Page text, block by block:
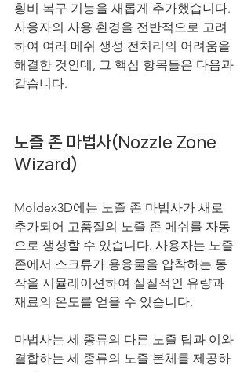
횡비 복구 기능을 새롭게 추가했습니다.
사용자의 사용 환경을 전반적으로 고려
하여 여러 메쉬 생성 전처리의 어려움을
해결한 것인데, 그 핵심 항목들은 다음과
같습니다.
노즐 존 마법사(Nozzle Zone
Wizard)
Moldex3D에는 노즐 존 마법사가 새로
추가되어 고품질의 노즐 존 메쉬를 자동
으로 생성할 수 있습니다. 사용자는 노즐
존에서 스크류가 용융물을 압착하는 동
작을 시뮬레이션하여 실질적인 유량과
재료의 온도를 얻을 수 있습니다.
마법사는 세 종류의 다른 노즐 팁과 이와
결합하는 세 종류의 노즐 본체를 제공하